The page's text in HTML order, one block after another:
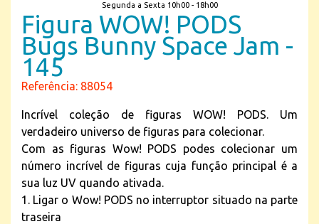
Segunda a Sexta 10h00 - 18h00
Figura WOW! PODS
Bugs Bunny Space Jam -
145
Referência: 88054
Incrível coleção de figuras WOW! PODS. Um
verdadeiro universo de figuras para colecionar.
Com as figuras Wow! PODS podes colecionar um
número incrível de figuras cuja função principal é a
sua luz UV quando ativada.
1. Ligar o Wow! PODS no interruptor situado na parte
traseira